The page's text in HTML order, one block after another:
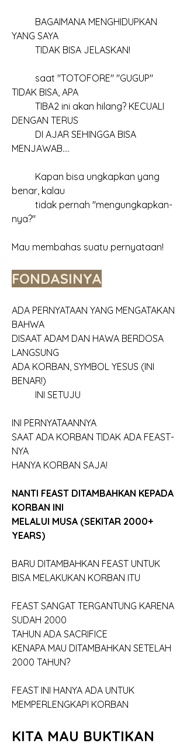
YANG SAYA
	TIDAK BISA JELASKAN!
TIDAK BISA, APA
DENGAN TERUS
MENJAWAB....
benar, kalau
nya?"
Mau membahas suatu pernyataan!
FONDASINYA
ADA PERNYATAAN YANG MENGATAKAN
BAHWA
DISAAT ADAM DAN HAWA BERDOSA
LANGSUNG
ADA KORBAN, SYMBOL YESUS (INI
BENAR!)
	INI SETUJU
INI PERNYATAANNYA
SAAT ADA KORBAN TIDAK ADA FEAST-
NYA
HANYA KORBAN SAJA!
NANTI FEAST DITAMBAHKAN KEPADA
KORBAN INI
MELALUI MUSA (SEKITAR 2000+
YEARS)
BARU DITAMBAHKAN FEAST UNTUK
BISA MELAKUKAN KORBAN ITU
FEAST SANGAT TERGANTUNG KARENA
SUDAH 2000
TAHUN ADA SACRIFICE
KENAPA MAU DITAMBAHKAN SETELAH
2000 TAHUN?
FEAST INI HANYA ADA UNTUK
MEMPERLENGKAPI KORBAN
KITA MAU BUKTIKAN